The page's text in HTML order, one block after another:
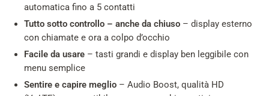
automatica fino a 5 contatti
Tutto sotto controllo – anche da chiuso – display esterno
con chiamate e ora a colpo d’occhio
Facile da usare – tasti grandi e display ben leggibile con
menu semplice
Sentire e capire meglio – Audio Boost, qualità HD